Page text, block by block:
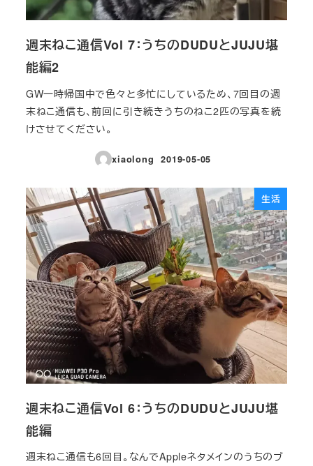
週末ねこ通信Vol 7：うちのDUDUとJUJU堪
能編2
GW一時帰国中で色々と多忙にしているため、7回目の週
末ねこ通信も、前回に引き続きうちのねこ2匹の写真を続
けさせてください。
xiaolong
投稿日
2019-05-05
生活
週末ねこ通信Vol 6：うちのDUDUとJUJU堪
能編
週末ねこ通信も6回目。なんでAppleネタメインのうちのブ